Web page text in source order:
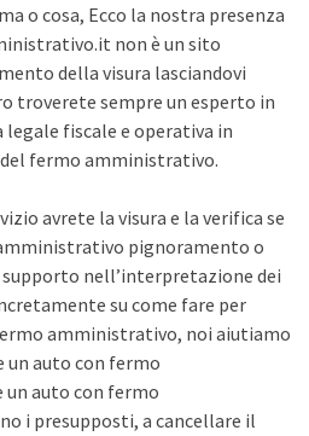
o cosa, Ecco la nostra presenza
non è un sito
della visura lasciandovi
troverete sempre un esperto in
legale fiscale e operativa in
fermo amministrativo.
avrete la visura e la verifica se
pignoramento o
nell’interpretazione dei
su come fare per
amministrativo, noi aiutiamo
auto con fermo
auto con fermo
i presupposti, a cancellare il